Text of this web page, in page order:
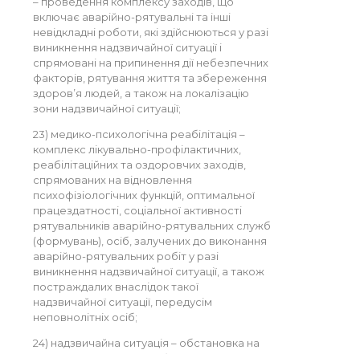
включає аварійно-рятувальні та інші
невідкладні роботи, які здійснюються у разі
виникнення надзвичайної ситуації і
спрямовані на припинення дії небезпечних
факторів, рятування життя та збереження
здоров’я людей, а також на локалізацію
зони надзвичайної ситуації;
23) медико-психологічна реабілітація –
комплекс лікувально-профілактичних,
реабілітаційних та оздоровчих заходів,
спрямованих на відновлення
психофізіологічних функцій, оптимальної
працездатності, соціальної активності
рятувальників аварійно-рятувальних служб
(формувань), осіб, залучених до виконання
аварійно-рятувальних робіт у разі
виникнення надзвичайної ситуації, а також
постраждалих внаслідок такої
надзвичайної ситуації, передусім
неповнолітніх осіб;
24) надзвичайна ситуація – обстановка на